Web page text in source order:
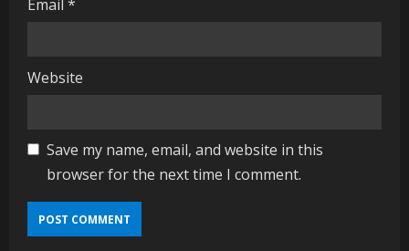
Email *
Website
Save my name, email, and website in this
browser for the next time I comment.